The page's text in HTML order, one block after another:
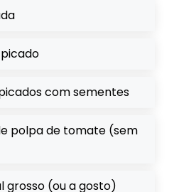
com sementes
polpa de tomate (sem
grosso (ou a gosto)